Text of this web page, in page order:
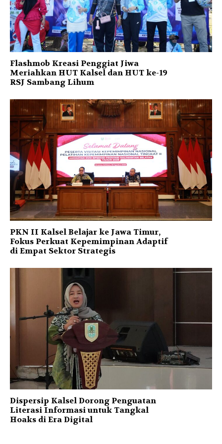
Flashmob Kreasi Penggiat Jiwa
Meriahkan HUT Kalsel dan HUT ke-19
RSJ Sambang Lihum
PKN II Kalsel Belajar ke Jawa Timur,
Fokus Perkuat Kepemimpinan Adaptif
di Empat Sektor Strategis
Dispersip Kalsel Dorong Penguatan
Literasi Informasi untuk Tangkal
Hoaks di Era Digital